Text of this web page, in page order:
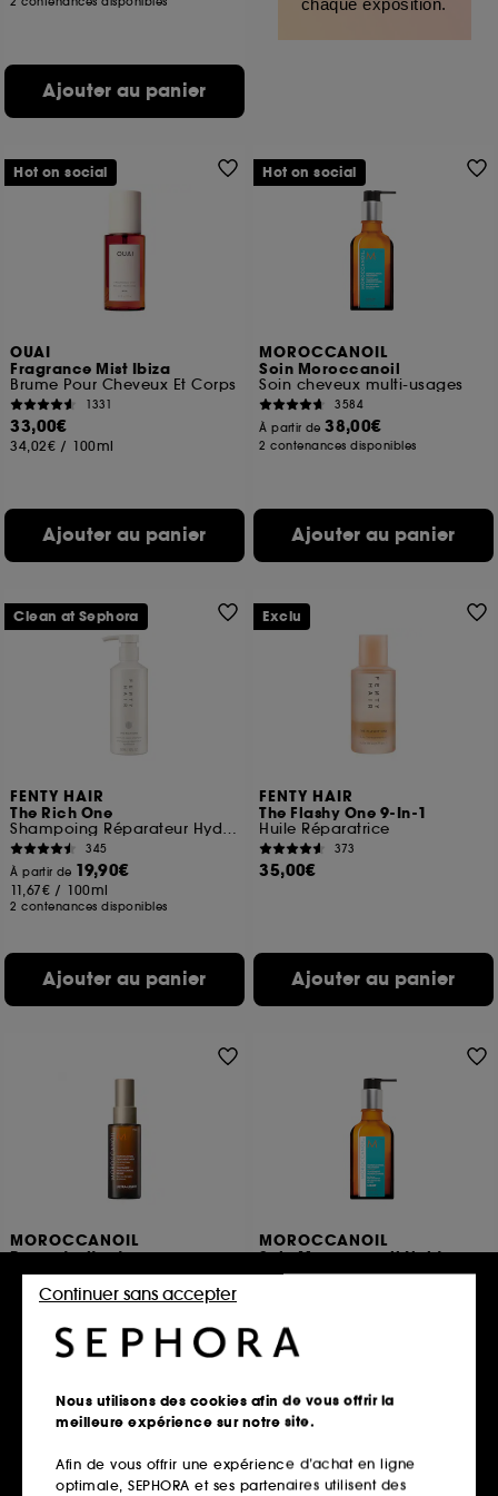
Ajouter au panier
chaque exposition.
OUAI
Fragrance Mist Ibiza
Brume Pour Cheveux Et Corps
1331
33,00€
34,02€ / 100ml
Ajouter au panier
Hot on social
MOROCCANOIL
Soin Moroccanoil
Soin cheveux multi-usages
3584
À partir de38,00€
2 contenances disponibles
Ajouter au panier
Hot on social
FENTY HAIR
The Rich One
Shampoing Réparateur Hydratant
345
À partir de 19,90€
11,67€ / 100ml
2 contenances disponibles
Ajouter au panier
Clean at Sephora
FENTY HAIR
The Flashy One 9-In-1
Huile Réparatrice
373
35,00€
Ajouter au panier
Exclu
MOROCCANOIL
Brume traitante pour
cheveux Ultra Light
Tous types de cheveux
538
À partir de
19,90€
/100ml
Ajouter au panier
MOROCCANOIL
Soin Moroccanoil Light
Soin Cheveux
2 contenances disponibles
Ajouter au panier
Nous utilisons des cookies afin de vous offrir la
meilleure expérience sur notre site.
Afin de vous offrir une expérience d’achat en ligne
optimale, SEPHORA et ses partenaires utilisent des
Continuer sans accepter